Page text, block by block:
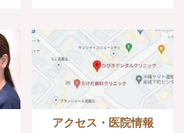
アクセス・医院情報